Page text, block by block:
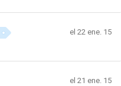
el 22 ene. 15
el 21 ene. 15